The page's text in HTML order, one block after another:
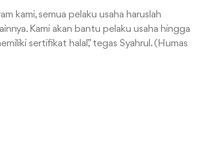
kami, semua pelaku usaha haruslah
Kami akan bantu pelaku usaha hingga
sertifikat halal,” tegas Syahrul. (Humas